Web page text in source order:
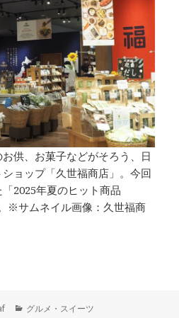
供、お菓子などがそろう、日
ョップ「久世福商店」。今回
2025年夏のヒット商品
※サムネイル画像：久世福商
カ
グルメ・スイーツ